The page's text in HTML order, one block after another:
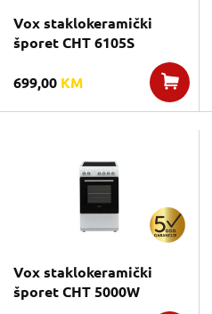
Vox staklokeramički
šporet CHT 6105S
699,00 KM
Vox staklokeramički
šporet CHT 5000W